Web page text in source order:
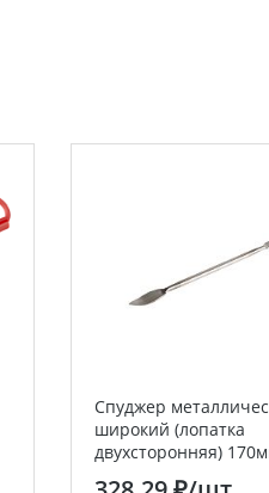
Спуджер
широкий (лопатка
двухсторонняя)